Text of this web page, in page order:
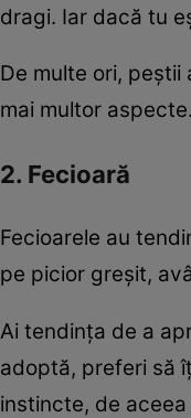
dragi. Iar dacă tu
De multe ori,
mai multor
2. Fecioară
Fecioarele au
pe picior greşit,
Ai tendinţa de a
adoptă, preferi să
instincte, de